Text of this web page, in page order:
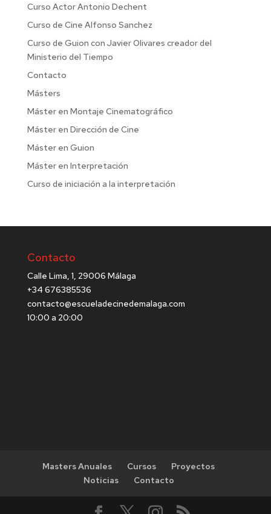
Curso Actor Antonio Dechent
Curso de Cine Alfonso Sanchez
Curso de Guion con Javier Olivares creador del
Ministerio del Tiempo
Contacto
Másters
Máster en Montaje Cinematográfico
Máster en Dirección de Cine
Máster en Guion
Máster en Interpretación
Curso de iniciación a la interpretación
Contacto
Calle Lima, 1, 29006 Málaga
+34 676385536
contacto@escueladecinedemalaga.com
10:00 a 20:00
Masters Anuales Cursos
Proyectos
Noticias
Contacto